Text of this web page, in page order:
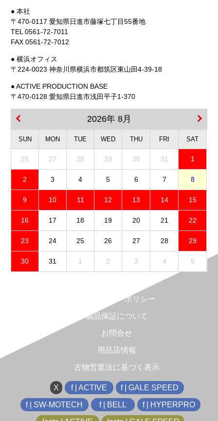
● 本社
〒470-0117 愛知県日進市藤塚七丁目55番地
TEL 0561-72-7011
FAX 0561-72-7012
● 横浜オフィス
〒224-0023 神奈川県横浜市都筑区東山田4-39-18
● ACTIVE PRODUCTION BASE
〒470-0128 愛知県日進市浅田平子1-370
2026年 8月
SUN MON TUE WED THU FRI SAT
26 27 28 29 30 31 1
2 3 4 5 6 7 8
9 10 11 12 13 14 15
16 17 18 19 20 21 22
23 24 25 26 27 28 29
30 31 1 2 3 4 5
プライバシーポリシー
製品保証について
お問合せ
用品店情報
古物営業法に基づく表示
X f | ACTIVE f | GALE SPEED
f | SW-MOTECH f | BELL f | HYPERPRO